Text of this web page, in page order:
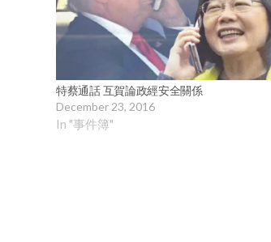
特蔡通話 互賀論政經安全關係
December 23, 2016
In "事件簿"